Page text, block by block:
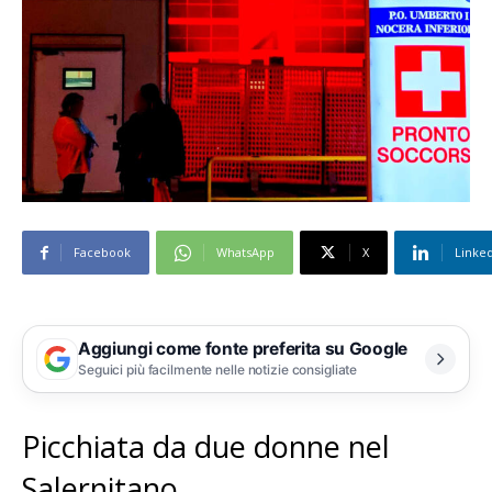
Facebook WhatsApp X
Aggiungi come fonte preferita su Google
Seguici più facilmente nelle notizie consigliate
Picchiata da due donne nel